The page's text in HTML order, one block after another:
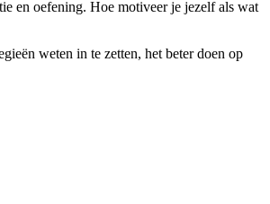
en oefening. Hoe motiveer je jezelf als wat
weten in te zetten, het beter doen op